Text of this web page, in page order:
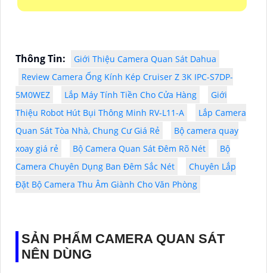
Thông Tin:
Giới Thiệu Camera Quan Sát Dahua
Review Camera Ống Kính Kép Cruiser Z 3K IPC-S7DP-
5M0WEZ
Lắp Máy Tính Tiền Cho Cửa Hàng
Giới
Thiệu Robot Hút Bụi Thông Minh RV-L11-A
Lắp Camera
Quan Sát Tòa Nhà, Chung Cư Giá Rẻ
Bộ camera quay
xoay giá rẻ
Bộ Camera Quan Sát Đêm Rõ Nét
Bộ
Camera Chuyên Dụng Ban Đêm Sắc Nét
Chuyên Lắp
Đặt Bộ Camera Thu Âm Giành Cho Văn Phòng
SẢN PHẨM CAMERA QUAN SÁT
NÊN DÙNG